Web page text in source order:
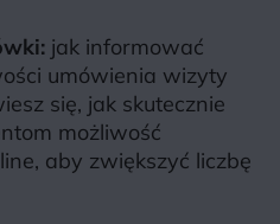
jak informować
umówienia wizyty
się, jak skutecznie
możliwość
aby zwiększyć liczbę